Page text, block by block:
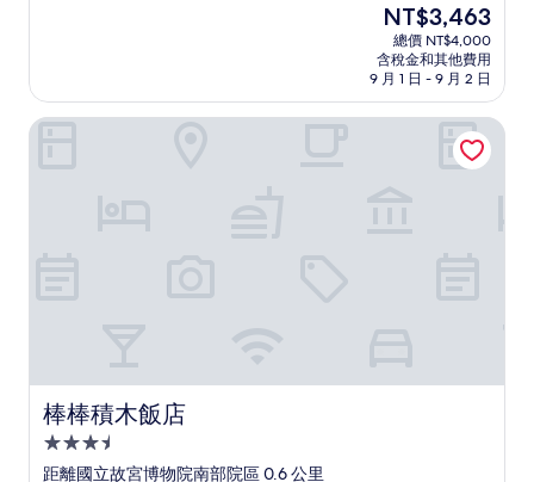
太
棒
現
在
價
格
為
NT$3,463
NT$3,463
總價 NT$4,000
含稅金和其他費用
9 月 1 日 - 9 月 2 日
棒棒積木飯店
棒棒積木飯店
3.5
星
距離國立故宮博物院南部院區 0.6 公里
棒棒積木飯店